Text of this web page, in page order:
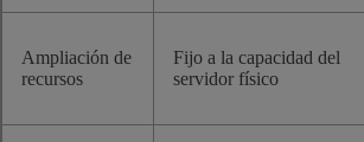
Ampliación de
recursos
Fijo a la capacidad del
servidor físico